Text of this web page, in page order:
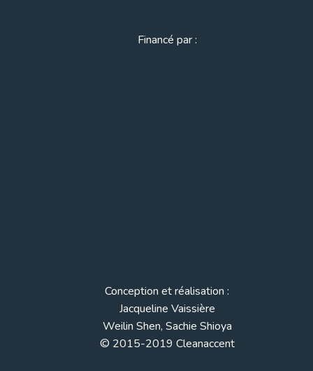
Financé par :
Conception et réalisation :
Jacqueline Vaissière
Weilin Shen, Sachie Shioya
© 2015-2019 Cleanaccent